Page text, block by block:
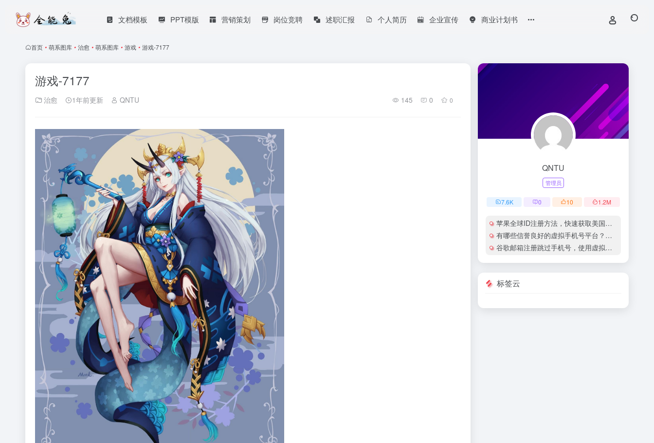
文档模板 PPT模版 营销策划 岗位竞聘 述职汇报 个人简历 企业宣传 商业计划书
首页 • 萌系图库 • 治愈 • 萌系图库 • 游戏 • 游戏-7177
游戏-7177
治愈 1年前更新 QNTU 145 0 0
QNTU
管理员
7.6K 0 10 1.2M
苹果全球ID注册方法，快速获取美国地区苹果账号
有哪些信誉良好的虚拟手机号平台？有哪些平台提供国际虚拟手机号服务？
谷歌邮箱注册跳过手机号，使用虚拟手机号注册谷歌邮箱安全吗？
标签云